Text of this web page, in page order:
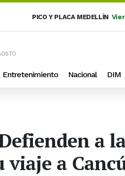
PICO Y PLACA MEDELLÍN
Entretenimiento Nacional DIM
a
viaje a